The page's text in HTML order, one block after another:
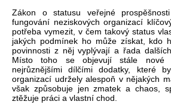
Zákon o statusu veřejné
fungování neziskových organizací
potřeba vymezit, v čem takový status
jakých podmínek ho může získat, kdo
povinnosti z něj vyplývají a řada
Místo toho se objevují stále
nejrůznějšími dílčími dodatky, které
organizací udržely alespoň v nějakých
však způsobuje jen zmatek a chaos,
ztěžuje práci a vlastní chod.